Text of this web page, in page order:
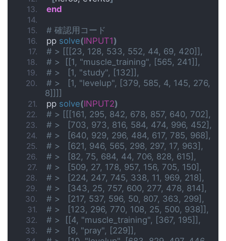
end
# 確認用コード
pp solve(INPUT1)
# > [[[23, 128, 533, 552, 44, 69, 420]],
# >  [[1, "muscle_training", [565, 241]],
# >   [1, "study", [132]],
# >   [1, "levelup", [379, 585, 4, 145, 276,
8]]]]
pp solve(INPUT2)
# > [[[161, 295, 842, 678, 857, 640, 702],
# >   [703, 973, 816, 584, 474, 996, 452],
# >   [640, 929, 296, 484, 617, 785, 968],
# >   [621, 946, 565, 298, 297, 17, 963],
# >   [82, 75, 684, 44, 706, 828, 615],
# >   [509, 27, 178, 957, 156, 705, 150],
# >   [224, 247, 745, 338, 11, 969, 218],
# >   [343, 25, 757, 600, 277, 478, 814],
# >   [217, 537, 596, 50, 807, 363, 299],
# >   [123, 296, 770, 108, 25, 500, 938]],
# >  [[4, "muscle_training", [367, 195]],
# >   [8, "pray", [229]],